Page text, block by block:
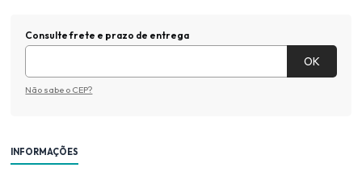
Consulte frete e prazo de entrega
Não sabe o CEP?
INFORMAÇÕES